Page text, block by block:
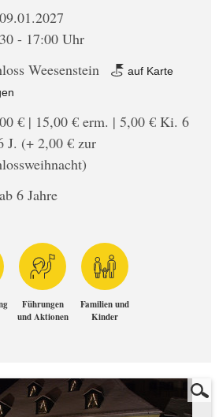
- 17:00 Uhr
Weesenstein
auf Karte
€ | 15,00 € erm. | 5,00 € Ki. 6
J. (+ 2,00 € zur
6 Jahre
Führungen
und Aktionen
Familien und
Kinder